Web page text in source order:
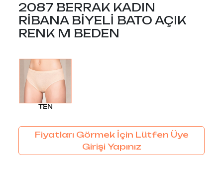
2087 BERRAK KADIN
RİBANA BİYELİ BATO AÇIK
RENK M BEDEN
TEN
Fiyatları Görmek İçin Lütfen Üye
Girişi Yapınız